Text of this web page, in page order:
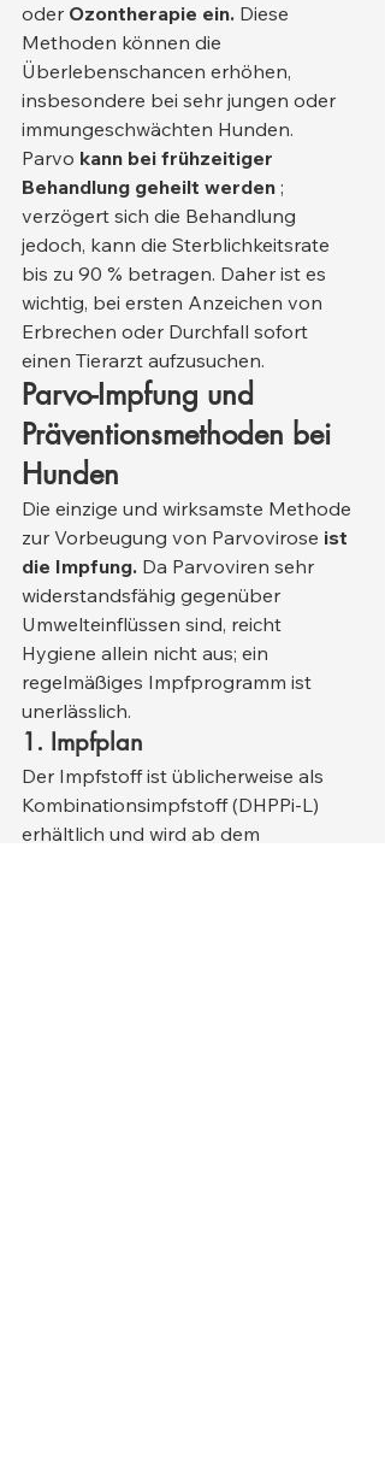
oder Ozontherapie ein. Diese
Methoden können die
Überlebenschancen erhöhen,
insbesondere bei sehr jungen oder
immungeschwächten Hunden.
Parvo kann bei frühzeitiger
Behandlung geheilt werden ;
verzögert sich die Behandlung
jedoch, kann die Sterblichkeitsrate
bis zu 90 % betragen. Daher ist es
wichtig, bei ersten Anzeichen von
Erbrechen oder Durchfall sofort
einen Tierarzt aufzusuchen.
Parvo-Impfung und
Präventionsmethoden bei
Hunden
Die einzige und wirksamste Methode
zur Vorbeugung von Parvovirose ist
die Impfung. Da Parvoviren sehr
widerstandsfähig gegenüber
Umwelteinflüssen sind, reicht
Hygiene allein nicht aus; ein
regelmäßiges Impfprogramm ist
unerlässlich.
1. Impfplan
Der Impfstoff ist üblicherweise als
Kombinationsimpfstoff (DHPPi-L)
erhältlich und wird ab dem